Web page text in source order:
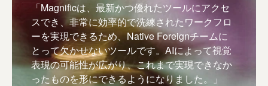
「Magnificは、最新かつ優れたツールにアクセ
スでき、非常に効率的で洗練されたワークフロ
ーを実現できるため、Native Foreignチームに
とって欠かせないツールです。AIによって視覚
表現の可能性が広がり、これまで実現できなか
ったものを形にできるようになりました。」